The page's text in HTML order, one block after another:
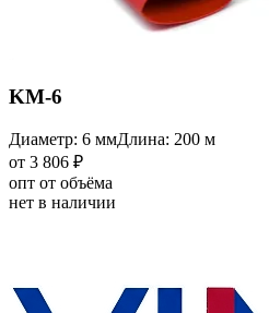
KM-6
Диаметр: 6 ммДлина: 200 м
от 3 806 ₽
опт от объёма
нет в наличии